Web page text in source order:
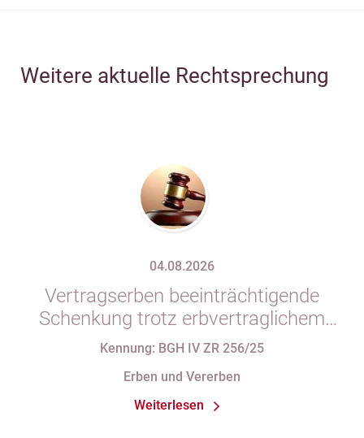
Weitere aktuelle Rechtsprechung
04.08.2026
Vertragserben beeinträchtigende
Schenkung trotz erbvertraglichem
Rücktrittsvorbehalt
Kennung: BGH IV ZR 256/25
Erben und Vererben
Weiterlesen